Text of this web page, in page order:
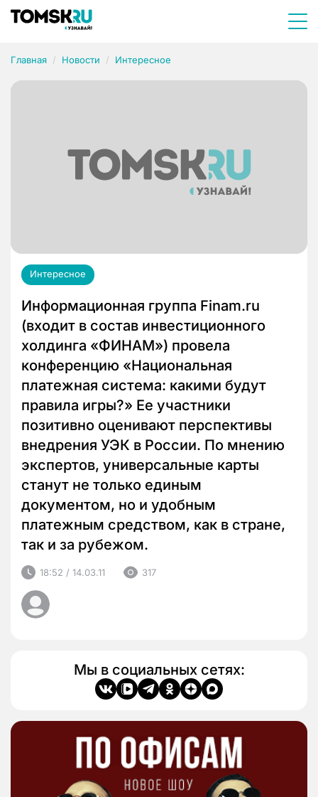
Главная Новости Интересное
Интересное
Информационная группа Finam.ru
(входит в состав инвестиционного
холдинга «ФИНАМ») провела
конференцию «Национальная
платежная система: какими будут
правила игры?» Ее участники
позитивно оценивают перспективы
внедрения УЭК в России. По мнению
экспертов, универсальные карты
станут не только единым
документом, но и удобным
платежным средством, как в стране,
так и за рубежом.
18:52 / 14.03.11 317
Мы в социальных сетях: